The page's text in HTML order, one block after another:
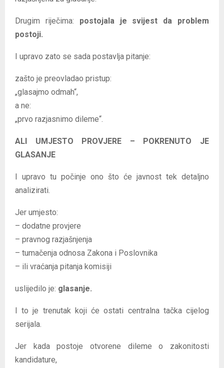
Drugim riječima: postojala je svijest da problem
postoji.
I upravo zato se sada postavlja pitanje:
zašto je preovladao pristup:
„glasajmo odmah“,
a ne:
„prvo razjasnimo dileme“.
ALI UMJESTO PROVJERE – POKRENUTO JE
GLASANJE
I upravo tu počinje ono što će javnost tek detaljno
analizirati.
Jer umjesto:
– dodatne provjere
– pravnog razjašnjenja
– tumačenja odnosa Zakona i Poslovnika
– ili vraćanja pitanja komisiji
uslijedilo je: glasanje.
I to je trenutak koji će ostati centralna tačka cijelog
serijala.
Jer kada postoje otvorene dileme o zakonitosti
kandidature,